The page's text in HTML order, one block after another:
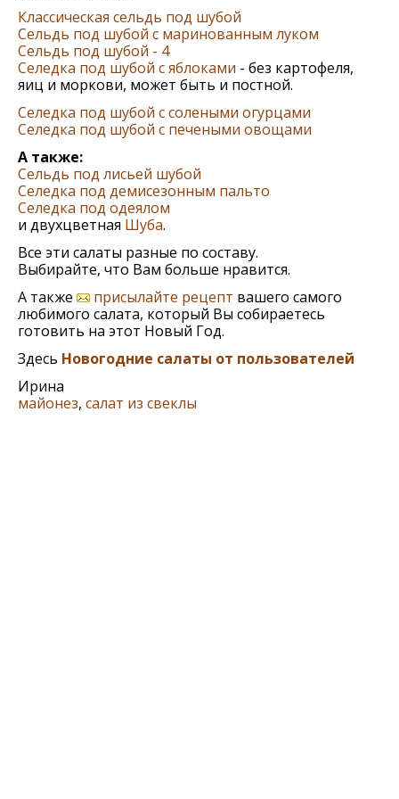
Классическая сельдь под шубой
Сельдь под шубой с маринованным луком
Сельдь под шубой - 4
Сeлeдка под шубой с яблоками - без картофеля,
яиц и моркови, может быть и постной.
Сeлeдка под шубой с солеными огурцами
Сeлeдка под шубой с печеными овощами
А также:
Сельдь под лисьей шубой
Селедка под демисезонным пальто
Селедка под одеялом
и двухцветная Шуба.
Все эти салаты разные по составу.
Выбирайте, что Вам больше нравится.
А также
присылайте рецепт вашего самого
любимого салата, который Вы собираетесь
готовить на этот Новый Год.
Здесь Новогодние салаты от пользователей
Ирина
майонез, салат из свеклы